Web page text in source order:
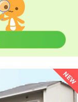
NEW